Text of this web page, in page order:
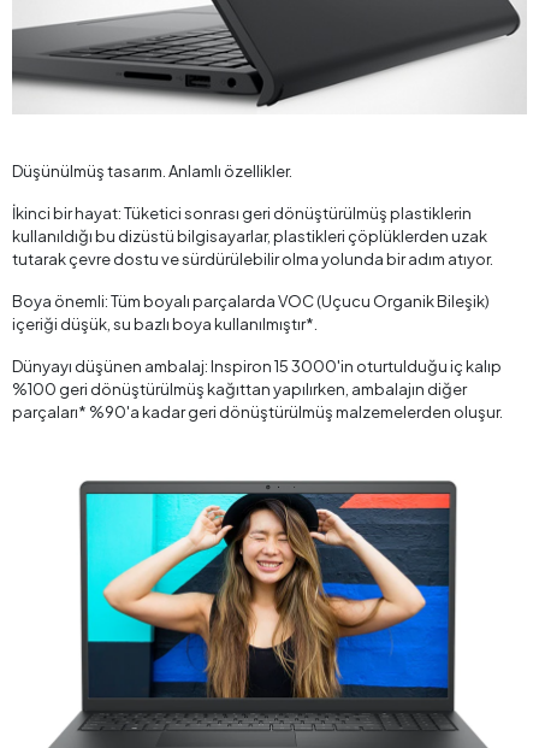
Düşünülmüş tasarım. Anlamlı özellikler.
İkinci bir hayat: Tüketici sonrası geri dönüştürülmüş plastiklerin
kullanıldığı bu dizüstü bilgisayarlar, plastikleri çöplüklerden uzak
tutarak çevre dostu ve sürdürülebilir olma yolunda bir adım atıyor.
Boya önemli: Tüm boyalı parçalarda VOC (Uçucu Organik Bileşik)
içeriği düşük, su bazlı boya kullanılmıştır*.
Dünyayı düşünen ambalaj: Inspiron 15 3000'in oturtulduğu iç kalıp
%100 geri dönüştürülmüş kağıttan yapılırken, ambalajın diğer
parçaları* %90'a kadar geri dönüştürülmüş malzemelerden oluşur.